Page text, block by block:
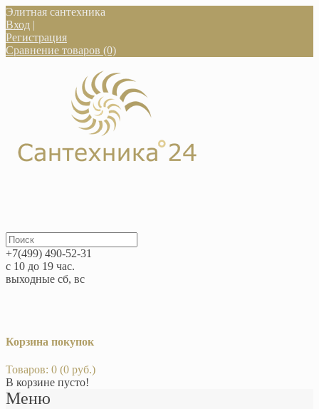
Элитная сантехника
Вход |
Регистрация
Сравнение товаров (0)
+7(499) 490-52-31
с 10 до 19 час.
выходные сб, вс
Корзина покупок
Товаров: 0 (0 руб.)
В корзине пусто!
Меню